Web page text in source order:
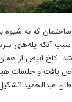
آنکه پله‌های
کاخ ابیض از همان
عبدالحمید